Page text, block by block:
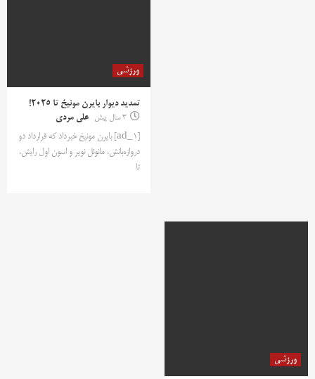
ورزشی
تمدید دیوار بایرن مونیخ تا 2025!
3 سال پیش
علی مردی
[ad_1] بایرن مونیخ خبرداد که قرارداد دو
دروازه‌بانش، مانوئل نویر و اسون اول رایش،
تا
ورزشی